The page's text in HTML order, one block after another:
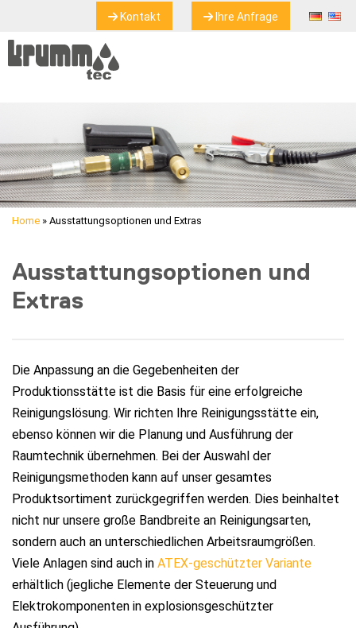
Kontakt Ihre Anfrage
Home » Ausstattungsoptionen und Extras
Ausstattungsoptionen und
Extras
Die Anpassung an die Gegebenheiten der
Produktionsstätte ist die Basis für eine erfolgreiche
Reinigungslösung. Wir richten Ihre Reinigungsstätte ein,
ebenso können wir die Planung und Ausführung der
Raumtechnik übernehmen. Bei der Auswahl der
Reinigungsmethoden kann auf unser gesamtes
Produktsortiment zurückgegriffen werden. Dies beinhaltet
nicht nur unsere große Bandbreite an Reinigungsarten,
sondern auch an unterschiedlichen Arbeitsraumgrößen.
Viele Anlagen sind auch in ATEX-geschützter Variante
erhältlich (jegliche Elemente der Steuerung und
Elektrokomponenten in explosionsgeschützter